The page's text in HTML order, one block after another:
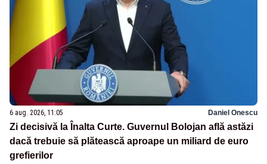
6 aug. 2026, 11:05 Daniel Onescu
Zi decisivă la Înalta Curte. Guvernul Bolojan află astăzi
dacă trebuie să plătească aproape un miliard de euro
grefierilor